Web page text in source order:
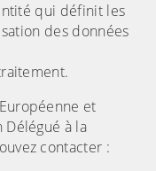
qui définit les
des données
et
Délégué à la
contacter :